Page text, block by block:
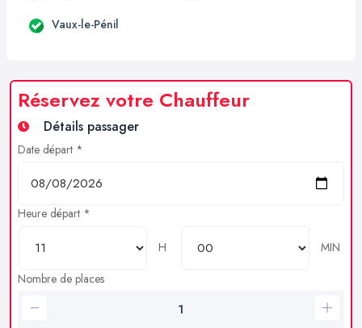
Vaux-le-Pénil
Réservez votre Chauffeur
Détails passager
Date départ *
Heure départ *
H
MIN
Nombre de places